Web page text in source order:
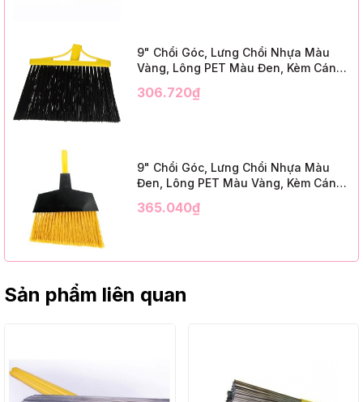
9" Chổi Góc, Lưng Chổi Nhựa Màu
Vàng, Lông PET Màu Đen, Kèm Cán
12 Bộ/Thùng (9" Angle Broom, Yellow
306.720₫
9" Chổi Góc, Lưng Chổi Nhựa Màu
Đen, Lông PET Màu Vàng, Kèm Cán
12 Bộ/Thùng (9" Angle Broom, Black
365.040₫
Sản phẩm liên quan